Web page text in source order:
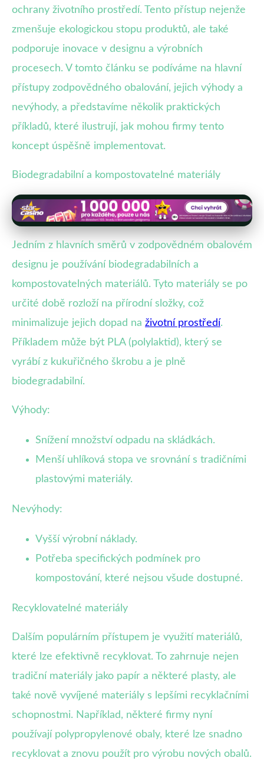
ochrany životního prostředí. Tento přístup nejenže
zmenšuje ekologickou stopu produktů, ale také
podporuje inovace v designu a výrobních
procesech. V tomto článku se podíváme na hlavní
přístupy zodpovědného obalování, jejich výhody a
nevýhody, a představíme několik praktických
příkladů, které ilustrují, jak mohou firmy tento
koncept úspěšně implementovat.
Biodegradabilní a kompostovatelné materiály
Jedním z hlavních směrů v zodpovědném obalovém
designu je používání biodegradabilních a
kompostovatelných materiálů. Tyto materiály se po
určité době rozloží na přírodní složky, což
minimalizuje jejich dopad na životní prostředí.
Příkladem může být PLA (polylaktid), který se
vyrábí z kukuřičného škrobu a je plně
biodegradabilní.
Výhody:
Snížení množství odpadu na skládkách.
Menší uhlíková stopa ve srovnání s tradičními
plastovými materiály.
Nevýhody:
Vyšší výrobní náklady.
Potřeba specifických podmínek pro
kompostování, které nejsou všude dostupné.
Recyklovatelné materiály
Dalším populárním přístupem je využití materiálů,
které lze efektivně recyklovat. To zahrnuje nejen
tradiční materiály jako papír a některé plasty, ale
také nově vyvíjené materiály s lepšími recyklačními
schopnostmi. Například, některé firmy nyní
používají polypropylenové obaly, které lze snadno
recyklovat a znovu použít pro výrobu nových obalů.